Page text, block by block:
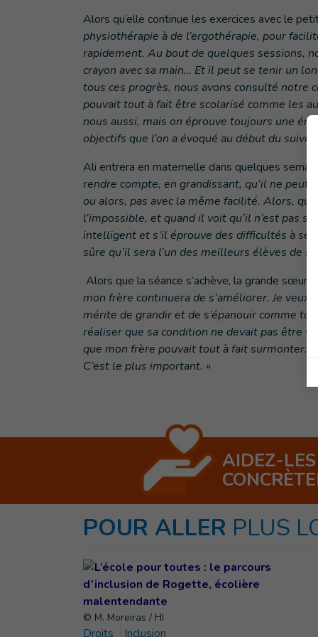
Alors qu’elle continue les exercices avec le
physiothérapie à de l’ergothérapie, pour
rapidement. Au bout de quelques sessions,
crayon avec sa main… Et il peut se tenir un
tous ces progrès, nous avons consulté notre
pouvait tout à fait être scolarisé comme les
nous aussi, mais on éprouve toujours une
objectifs que l’on a évoqué au début du suivi. »
Ali entrera en maternelle dans quelques
rendre compte, en grandissant, qu’il ne
ou alors, pas avec la même facilité. Alors,
l’impossible, et quand il voit qu’il n’est pas
intelligent et s’il éprouve des difficultés à se
sûre qu’il sera l’un des meilleurs élèves de
Alors que la séance s’achève, la grande sœur
mon frère continuera de s’améliorer. Je
mérite de grandir et de s’épanouir comme
réaliser que sa condition ne devait pas être
que mon frère pouvait tout à fait surmonter.
C’est le plus important. »
AIDEZ-LES
POUR ALLER PLUS
© M. Moreiras / HI
Droits Inclusion